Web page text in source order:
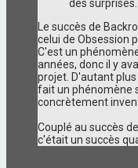
des surprises.
Le succès de
celui de Obsession
C'est un
années, donc il y
projet. D'autant
fait un phénomène
concrètement
Couplé au succès
c'était un succès